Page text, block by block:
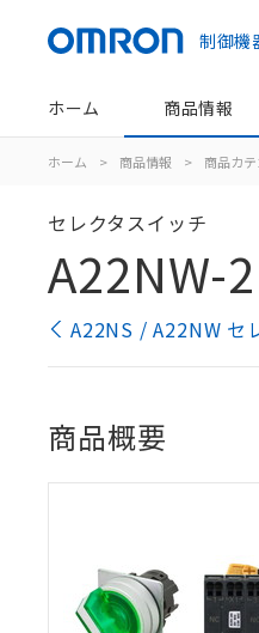
制御機
ホーム 商品情報
ホーム > 商品情報 > 商品カテ
セレクタスイッチ
A22NW-
A22NS / A22NW セ
商品概要